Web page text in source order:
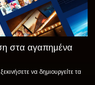
στα αγαπημένα
να δημιουργείτε τα